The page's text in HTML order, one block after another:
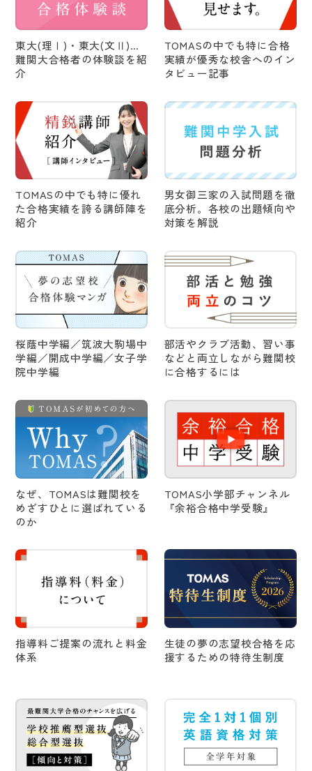
2026/05/29 オススメ
7月～8月 TOMASサイエンス教室(教室開催)「夏祭りを科学
2026/05/20
2026/05/12 オススメ
7月24日(金)～8月12日(水) 小6生対象 学校別そっくり模試
2026 [無料] 受付開始！
2026/05/11 オススメ
7月20日(月・祝)～8月31日(月) 完全1対1個別 夏期講習 受付
開始！
2026/05/08 オススメ
8月16日(日)～20日(木) 小5・6 夏期特訓合宿 2026 受付開
始！
2026/04/09
5月7日(木)～7月18日(土) 完全1対1個別 プレ夏講 受付開始！
7月26日(日) 医学部個別受験相談会2026 [無料] 受付開始！
2026/04/09 オススメ
7月12日(日) 中3生対象 早慶MARCH合格判定模試 [無料] 受付
開始！
2026/04/01 オススメ
学校見学説明会 2026 - 2026年5月～11月
2026/03/30 開校情報
2026年5月 医学部受験専門個別指導 メディックTOMAS池袋
校 新規開校！ 入会相談受付中
2026/03/18 オススメ
6月21日(日) 小3・4生対象 TOMAS最難関模試 [無料] 受付開
始！
2026/03/18
[プラスワン教育] まだ間に合う！ GW「プレミアムイングリ
ッシュキャンプ4日間」〈日程5/3～5/6〉（申込締切4/10
18:00)
東大(理Ⅰ)・東大(文Ⅱ)…
難関大合格者の体験談を紹
介
TOMASの中でも特に合格
実績が優秀な校舎へのイン
タビュー記事
TOMASの中でも特に優れ
た合格実績を誇る講師陣を
紹介
男女御三家の入試問題を徹
底分析。各校の出題傾向や
対策を解説
桜蔭中学編／筑波大駒場中
学編／開成中学編／女子学
院中学編
部活やクラブ活動、習い事
などと両立しながら難関校
に合格するには
なぜ、TOMASは難関校を
めざすひとに選ばれている
のか
TOMAS小学部チャンネル
『余裕合格中学受験』
指導料ご提案の流れと料金
体系
生徒の夢の志望校合格を応
援するための特待生制度